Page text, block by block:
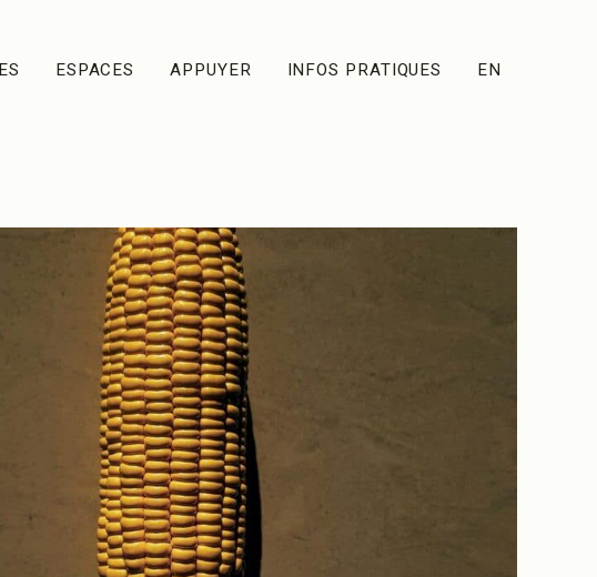
ESPACES APPUYER INFOS PRATIQUES EN